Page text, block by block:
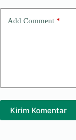
Add Comment *
Kirim Komentar